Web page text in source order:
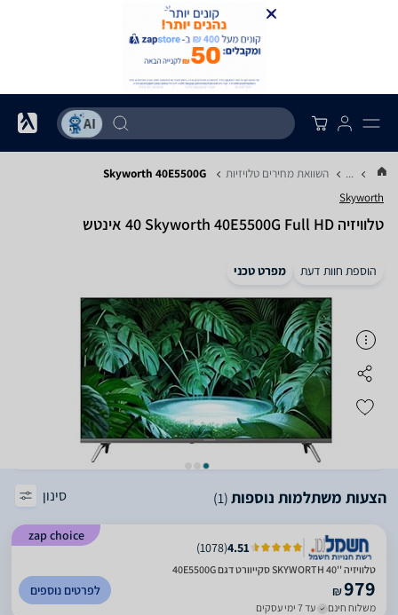
... השוואת מחירים טלויזיות Skyworth 40E5500G
Skyworth
טלוויזיה Skyworth 40E5500G Full HD ‏40 ‏אינטש
הוספת חוות דעת מפרט טכני
הצעות משתלמות נוספות(1) סינון
zap choice
4.51
(
1078
)
טלוויזיה ''40 SKYWORTH סקייוורט דגם 40E5500G
₪979
משלוח חינם עד 7 ימי עסקים
לפרטים נוספים